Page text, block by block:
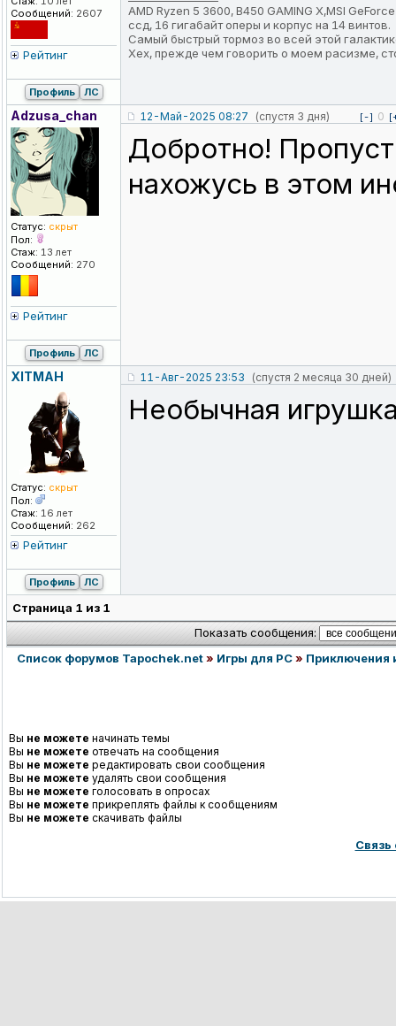
Сообщений: 2607
Рейтинг
AMD Ryzen 5 3600, B450 GAMING X,MSI
ссд, 16 гигабайт оперы и корпус на 14 винтов.
Самый быстрый тормоз во всей этой
Хех, прежде чем говорить о моем расизме,
Профиль ЛС
Adzusa_chan
Статус: скрыт
Пол:
Стаж: 13 лет
Сообщений: 270
Рейтинг
12-Май-2025 08:27 (спустя 3 дня) [-] 0
Добротно!
нахожусь в этом
Профиль ЛС
XITMAH
Статус: скрыт
Пол:
Стаж: 16 лет
Сообщений: 262
Рейтинг
11-Авг-2025 23:53 (спустя 2 месяца 30 дней)
Необычная
Профиль ЛС
Страница 1 из 1
Показать сообщения:
Список форумов Tapochek.net» Игры для PC» Приключения
Вы не можете начинать темы
Вы не можете отвечать на сообщения
Вы не можете редактировать свои сообщения
Вы не можете удалять свои сообщения
Вы не можете голосовать в опросах
Вы не можете прикреплять файлы к сообщениям
Вы не можете скачивать файлы